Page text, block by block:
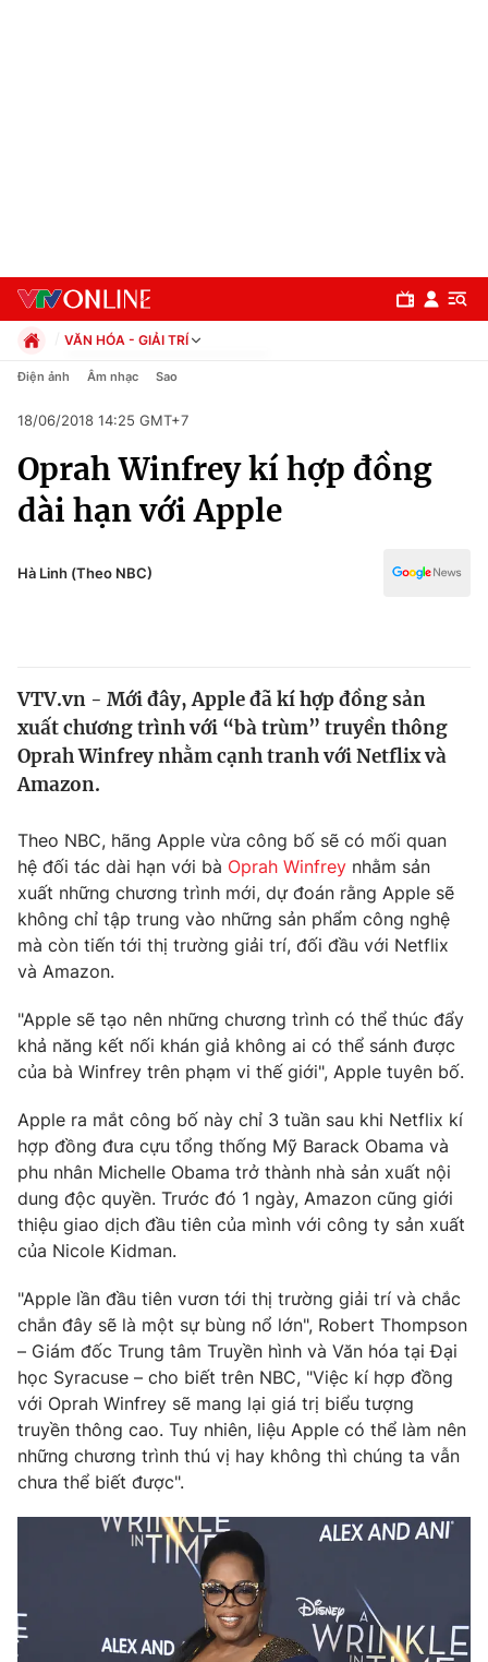
Chuyên mục
Chính trị
Thế giới
Tin tức
Thế giới đó đây
Câu chuyện quốc tế
Tài chính
Thị trường
Góc doanh nghiệp
Dữ liệu và đời sống
Truyền hình
Phim VTV
Hậu trường
Nhân vật
Khán giả
Giải sao mai
Điện ảnh
Sao
Đời sống
Du lịch
Làm đẹp
Chất lượng cuộc sống
Giáo dục
Tuyển sinh
Học trực tuyến
Công nghệ
Hitech Công nghệ tương lai
Thị trường
Tư vấn
Giao lưu trực tuyến
Lịch phát sóng
Chuyên mục khác
Emagazine Podcast
Shorts video
VTV Money VTV Thể thao
VĂN HÓA - GIẢI TRÍ
Chính trị
Pháp luật
Kinh tế
Thể thao
Truyền hình
Y tế
Điện ảnh Âm nhạc Sao
18/06/2018 14:25 GMT+7
Oprah Winfrey kí hợp đồng
dài hạn với Apple
Hà Linh (Theo NBC)
VTV.vn - Mới đây, Apple đã kí hợp đồng sản
xuất chương trình với “bà trùm” truyền thông
Oprah Winfrey nhằm cạnh tranh với Netflix và
Amazon.
Theo NBC, hãng Apple vừa công bố sẽ có mối quan
hệ đối tác dài hạn với bà Oprah Winfrey nhằm sản
xuất những chương trình mới, dự đoán rằng Apple sẽ
không chỉ tập trung vào những sản phẩm công nghệ
mà còn tiến tới thị trường giải trí, đối đầu với Netflix
và Amazon.
"Apple sẽ tạo nên những chương trình có thể thúc đẩy
khả năng kết nối khán giả không ai có thể sánh được
của bà Winfrey trên phạm vi thế giới", Apple tuyên bố.
Apple ra mắt công bố này chỉ 3 tuần sau khi Netflix kí
hợp đồng đưa cựu tổng thống Mỹ Barack Obama và
phu nhân Michelle Obama trở thành nhà sản xuất nội
dung độc quyền. Trước đó 1 ngày, Amazon cũng giới
thiệu giao dịch đầu tiên của mình với công ty sản xuất
của Nicole Kidman.
"Apple lần đầu tiên vươn tới thị trường giải trí và chắc
chắn đây sẽ là một sự bùng nổ lớn", Robert Thompson
– Giám đốc Trung tâm Truyền hình và Văn hóa tại Đại
học Syracuse – cho biết trên NBC, "Việc kí hợp đồng
với Oprah Winfrey sẽ mang lại giá trị biểu tượng
truyền thông cao. Tuy nhiên, liệu Apple có thể làm nên
những chương trình thú vị hay không thì chúng ta vẫn
chưa thể biết được".